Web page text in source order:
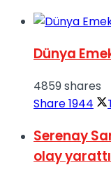
Dünya
4859 shares
Share1944
Serenay
olay yarattı